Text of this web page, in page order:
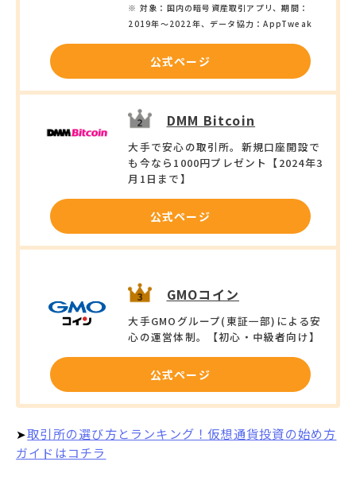
※ 対象：国内の暗号資産取引アプリ、期間：
2019年〜2022年、データ協力：AppTweak
公式ページ
DMM Bitcoin
大手で安心の取引所。新規口座開設で
も今なら1000円プレゼント【2024年3
月1日まで】
公式ページ
GMOコイン
大手GMOグループ(東証一部)による安
心の運営体制。【初心・中級者向け】
公式ページ
➤取引所の選び方とランキング！仮想通貨投資の始め方
ガイドはコチラ